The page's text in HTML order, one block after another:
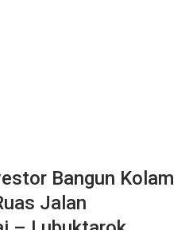
Bangun Kolam
Jalan